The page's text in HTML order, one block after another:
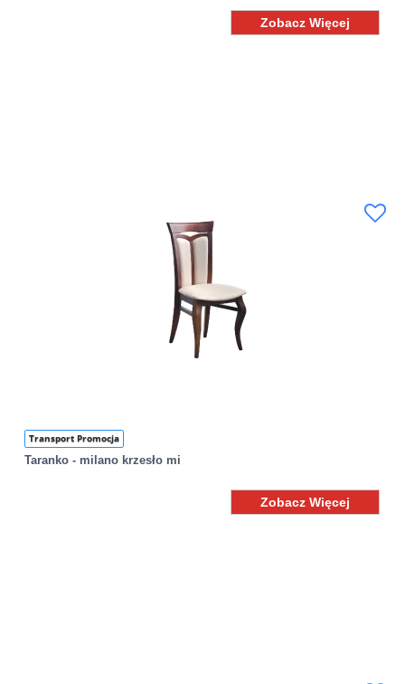
Zobacz Więcej
Transport Promocja
Taranko - milano krzesło mi
Zobacz Więcej